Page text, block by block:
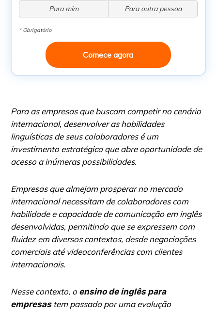
Para mim Para outra pessoa
* Obrigatório
Comece agora
Para as empresas que buscam competir no cenário
internacional, desenvolver as habilidades
linguísticas de seus colaboradores é um
investimento estratégico que abre oportunidade de
acesso a inúmeras possibilidades.
Empresas que almejam prosperar no mercado
internacional necessitam de colaboradores com
habilidade e capacidade de comunicação em inglês
desenvolvidas, permitindo que se expressem com
fluidez em diversos contextos, desde negociações
comerciais até videoconferências com clientes
internacionais.
Nesse contexto, o ensino de inglês para
empresastem passado por uma evolução